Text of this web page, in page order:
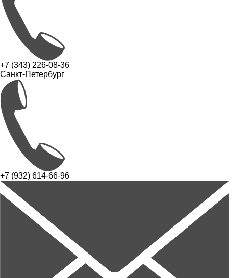
+7 (343) 226-08-36
Санкт-Петербург
+7 (932) 614-66-96